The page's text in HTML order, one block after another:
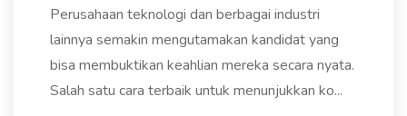
Perusahaan teknologi dan berbagai industri
lainnya semakin mengutamakan kandidat yang
bisa membuktikan keahlian mereka secara nyata.
Salah satu cara terbaik untuk menunjukkan ko...